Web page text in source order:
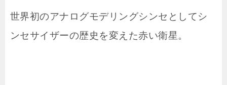
世界初のアナログモデリングシンセとしてシ
ンセサイザーの歴史を変えた赤い衛星。